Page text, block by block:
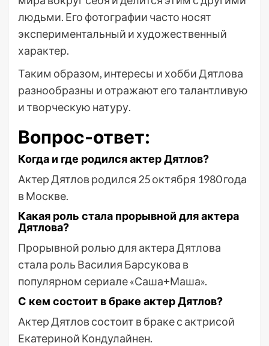
людьми. Его фотографии часто носят
экспериментальный и художественный
характер.
Таким образом, интересы и хобби Дятлова
разнообразны и отражают его талантливую
и творческую натуру.
Вопрос-ответ:
Когда и где родился актер Дятлов?
Актер Дятлов родился 25 октября 1980 года
в Москве.
Какая роль стала прорывной для актера
Дятлова?
Прорывной ролью для актера Дятлова
стала роль Василия Барсукова в
популярном сериале «Саша+Маша».
С кем состоит в браке актер Дятлов?
Актер Дятлов состоит в браке с актрисой
Екатериной Кондулайнен.